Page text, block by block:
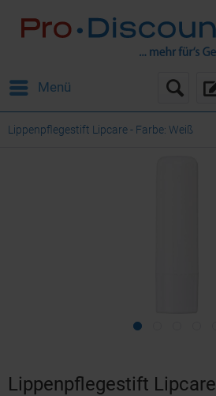
Menü
Lippenpflegestift Lipcare - Farbe: Weiß
Lippenpflegestift Lipcare